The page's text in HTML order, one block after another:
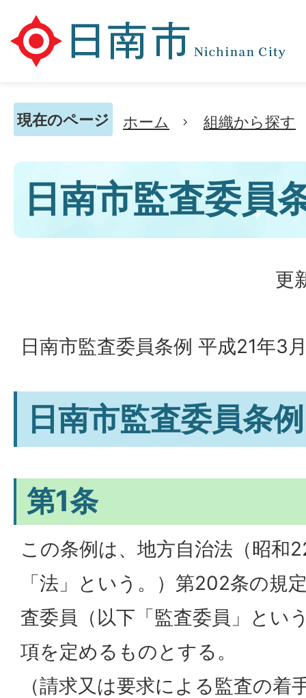
現在のページ ホーム 組織から探す
日南市監査委員
更
日南市監査委員条例 平成21年3
日南市監査委員条
第1条
この条例は、地方自治法（昭和
「法」という。）第202条の規
査委員（以下「監査委員」とい
項を定めるものとする。
（請求又は要求による監査の着